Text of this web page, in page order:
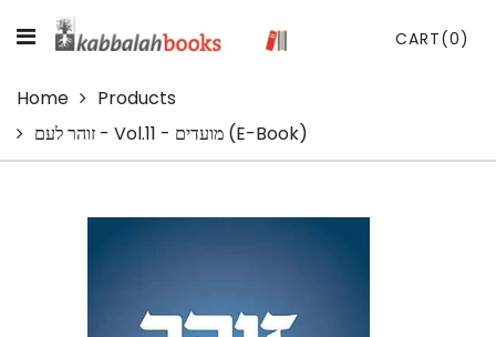
CART(0)
Home
Products
זוהר לעם - Vol.11 - מועדים (E-Book)